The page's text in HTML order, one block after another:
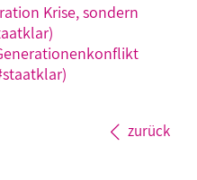
Krise, sondern
zurück